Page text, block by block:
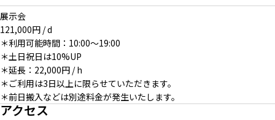
展示会
121,000円 / d
＊利用可能時間：10:00～19:00
＊土日祝日は10%UP
＊延長：22,000円 / h
＊ご利用は3日以上に限らせていただきます。
＊前日搬入などは別途料金が発生いたします。
アクセス